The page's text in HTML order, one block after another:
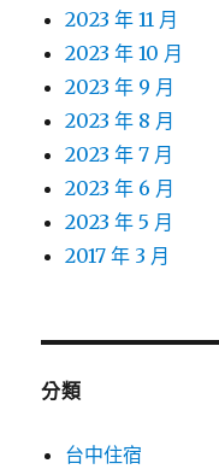
2023 年 11 月
2023 年 10 月
2023 年 9 月
2023 年 8 月
2023 年 7 月
2023 年 6 月
2023 年 5 月
2017 年 3 月
分類
台中住宿